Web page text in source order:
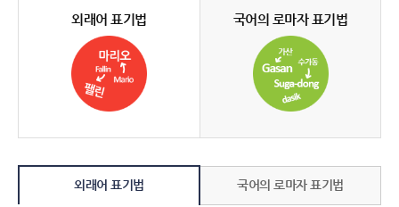
외래어 표기법 국어의 로마자 표기법
외래어 표기법 국어의 로마자 표기법